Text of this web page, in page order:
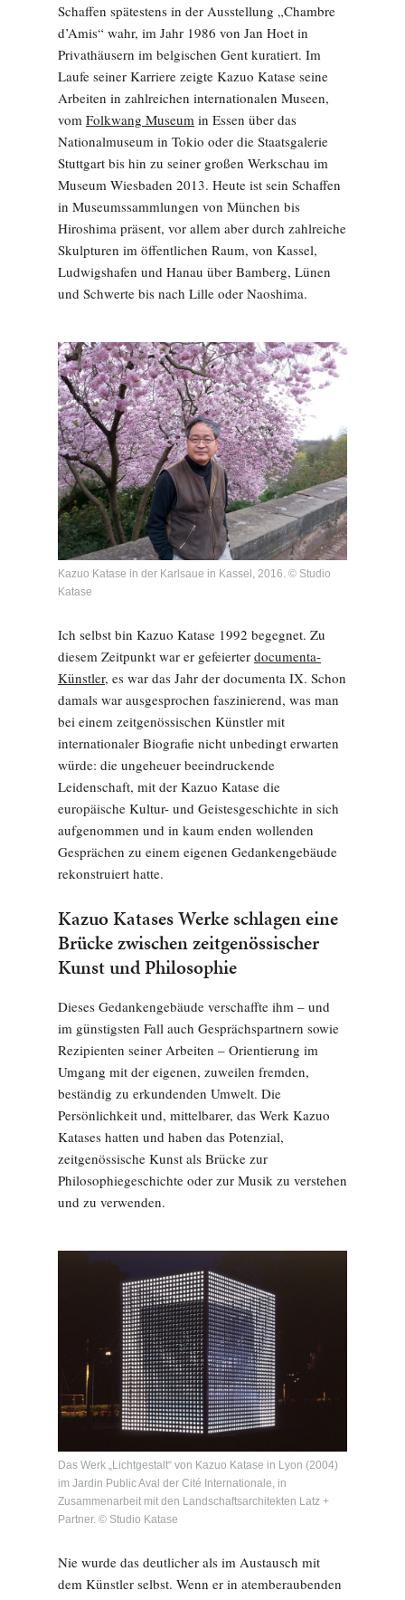
Schaffen spätestens in der Ausstellung „Chambre
d’Amis“ wahr, im Jahr 1986 von Jan Hoet in
Privathäusern im belgischen Gent kuratiert. Im
Laufe seiner Karriere zeigte Kazuo Katase seine
Arbeiten in zahlreichen internationalen Museen,
vom Folkwang Museum in Essen über das
Nationalmuseum in Tokio oder die Staatsgalerie
Stuttgart bis hin zu seiner großen Werkschau im
Museum Wiesbaden 2013. Heute ist sein Schaffen
in Museumssammlungen von München bis
Hiroshima präsent, vor allem aber durch zahlreiche
Skulpturen im öffentlichen Raum, von Kassel,
Ludwigshafen und Hanau über Bamberg, Lünen
und Schwerte bis nach Lille oder Naoshima.
Kazuo Katase in der Karlsaue in Kassel, 2016. © Studio
Katase
Ich selbst bin Kazuo Katase 1992 begegnet. Zu
diesem Zeitpunkt war er gefeierter documenta-
Künstler, es war das Jahr der documenta IX. Schon
damals war ausgesprochen faszinierend, was man
bei einem zeitgenössischen Künstler mit
internationaler Biografie nicht unbedingt erwarten
würde: die ungeheuer beeindruckende
Leidenschaft, mit der Kazuo Katase die
europäische Kultur- und Geistesgeschichte in sich
aufgenommen und in kaum enden wollenden
Gesprächen zu einem eigenen Gedankengebäude
rekonstruiert hatte.
Kazuo Katases Werke schlagen eine
Brücke zwischen zeitgenössischer
Kunst und Philosophie
Dieses Gedankengebäude verschaffte ihm – und
im günstigsten Fall auch Gesprächspartnern sowie
Rezipienten seiner Arbeiten – Orientierung im
Umgang mit der eigenen, zuweilen fremden,
beständig zu erkundenden Umwelt. Die
Persönlichkeit und, mittelbarer, das Werk Kazuo
Katases hatten und haben das Potenzial,
zeitgenössische Kunst als Brücke zur
Philosophiegeschichte oder zur Musik zu verstehen
und zu verwenden.
Das Werk „Lichtgestalt“ von Kazuo Katase in Lyon (2004)
im Jardin Public Aval der Cité Internationale, in
Zusammenarbeit mit den Landschaftsarchitekten Latz +
Partner. © Studio Katase
Nie wurde das deutlicher als im Austausch mit
dem Künstler selbst. Wenn er in atemberaubenden